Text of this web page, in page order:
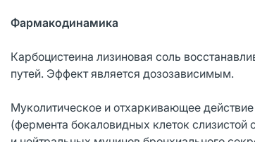
Фармакодинамика
Карбоцистеина лизиновая соль
путей. Эффект является дозозависимым.
Муколитическое и отхаркивающее
(фермента бокаловидных клеток